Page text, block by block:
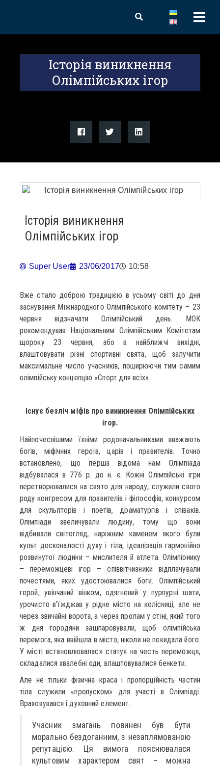
Історія виникнення
Олімпійських ігор
Історія виникнення
Олімпійських ігор
Super User 23/06/2017 10:58
Вже стало доброю традицією в усьому світі до дня
заснування Міжнародного Олімпійського комітету – 23
червня відзначати Олімпійський день. МОК
рекомендував Національним Олімпійським Комітетам
щороку 23 червня, або в найближчі вихідні,
влаштовувати різні спортивні свята, щоб залучити
максимальне число учасників, поширюючи тим самим
олімпійську концепцію «Спорт для всіх».
Існує безліч міфів про виникнення Олімпійських
ігор.
Найпочеснішими їхніми родоначальниками вважають
богів, міфічних героїв, царів і правителів. Точно
встановлено, що перша відома нам Олімпіада
відбувалася в 776 р. до н. є. Кожні Олімпійські ігри
перетворювалися на свято для народу, служили свого
роду конгресом для правителів і філософів, конкурсом
для скульпторів і поетів, драматургів і співаків.
Олімпіади звеличували людину, тому що вони
відбивали світогляд, наріжним каменем якого були
культ досконалості духу і тіла, ідеалізація гармонійно
розвинутої людини – мислителя й атлета. Олімпіонику
– переможцеві ігор – співвітчизники відплачували
почестями, яких удостоювалися боги. Олімпійський
герой, увінчаний вінком, одягнений у пурпурні шати,
урочисто в’їжджав у рідне місто на колісниці, але не
через звичайні ворота, а через пролам у стіні, який того
ж дня городяни зашпаровували, щоб олімпійська
перемога, яка ввійшла в місто, ніколи не покидала його.
У місті встановлювалася статуя на честь переможця,
складалися хвалебні оди, влаштовувалися бенкети.
Але не тільки фізична краса і пропорційність частин
тіла служили «пропуском» для участі в Олімпіаді.
Враховувався і духовний елемент.
Учасник змагань повинен був бути
морально бездоганним, з незаплямованою
репутацією. Ця вимога пояснювалася
культовим характером свят – можна